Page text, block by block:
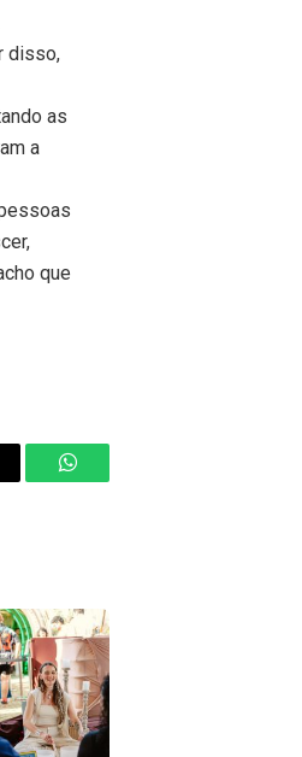
disso,
as
a
que
WhatsApp